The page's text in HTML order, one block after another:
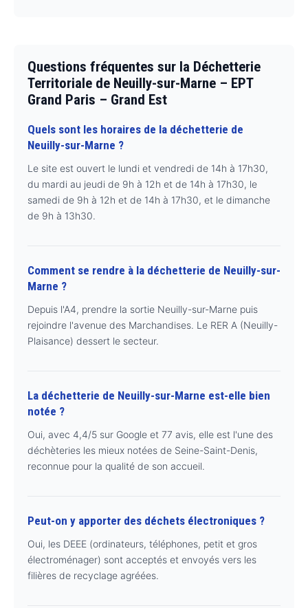
Questions fréquentes sur la Déchetterie
Territoriale de Neuilly-sur-Marne – EPT
Grand Paris – Grand Est
Quels sont les horaires de la déchetterie de
Neuilly-sur-Marne ?
Le site est ouvert le lundi et vendredi de 14h à 17h30,
du mardi au jeudi de 9h à 12h et de 14h à 17h30, le
samedi de 9h à 12h et de 14h à 17h30, et le dimanche
de 9h à 13h30.
Comment se rendre à la déchetterie de Neuilly-sur-
Marne ?
Depuis l'A4, prendre la sortie Neuilly-sur-Marne puis
rejoindre l'avenue des Marchandises. Le RER A (Neuilly-
Plaisance) dessert le secteur.
La déchetterie de Neuilly-sur-Marne est-elle bien
notée ?
Oui, avec 4,4/5 sur Google et 77 avis, elle est l'une des
déchèteries les mieux notées de Seine-Saint-Denis,
reconnue pour la qualité de son accueil.
Peut-on y apporter des déchets électroniques ?
Oui, les DEEE (ordinateurs, téléphones, petit et gros
électroménager) sont acceptés et envoyés vers les
filières de recyclage agréées.